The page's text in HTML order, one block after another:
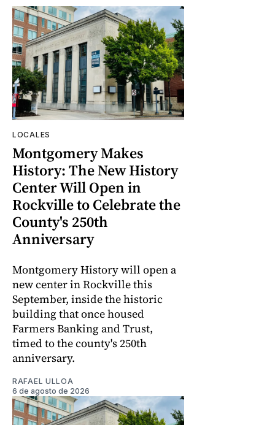
LOCALES
Montgomery Makes
History: The New History
Center Will Open in
Rockville to Celebrate the
County's 250th
Anniversary
Montgomery History will open a
new center in Rockville this
September, inside the historic
building that once housed
Farmers Banking and Trust,
timed to the county's 250th
anniversary.
RAFAEL ULLOA
6 de agosto de 2026